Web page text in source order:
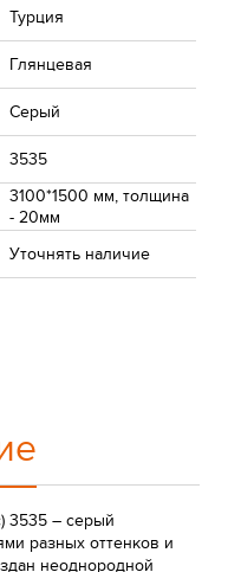
Турция
Глянцевая
Серый
3535
3100*1500 мм, толщина
- 20мм
Уточнять наличие
3535 – серый
разных оттенков и
неоднородной